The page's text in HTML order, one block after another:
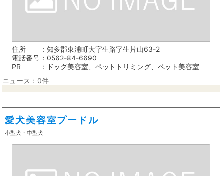
住所
知多郡東浦町大字生路字生片山63-2
電話番号
0562-84-6690
PR
ドッグ美容室、ペットトリミング、ペット美容室
ニュース：0件
愛犬美容室プードル
小型犬・中型犬